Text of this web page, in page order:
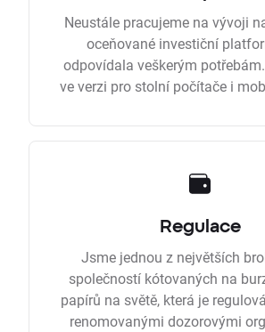
Neustále pracujeme na vývoji
oceňované investiční
odpovídala veškerým
ve verzi pro stolní počítače i
Regulace
Jsme jednou z největších
společností kótovaných na
papírů na světě, která je
renomovanými dozorovými